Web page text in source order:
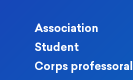
Association
Student
Corps professoral